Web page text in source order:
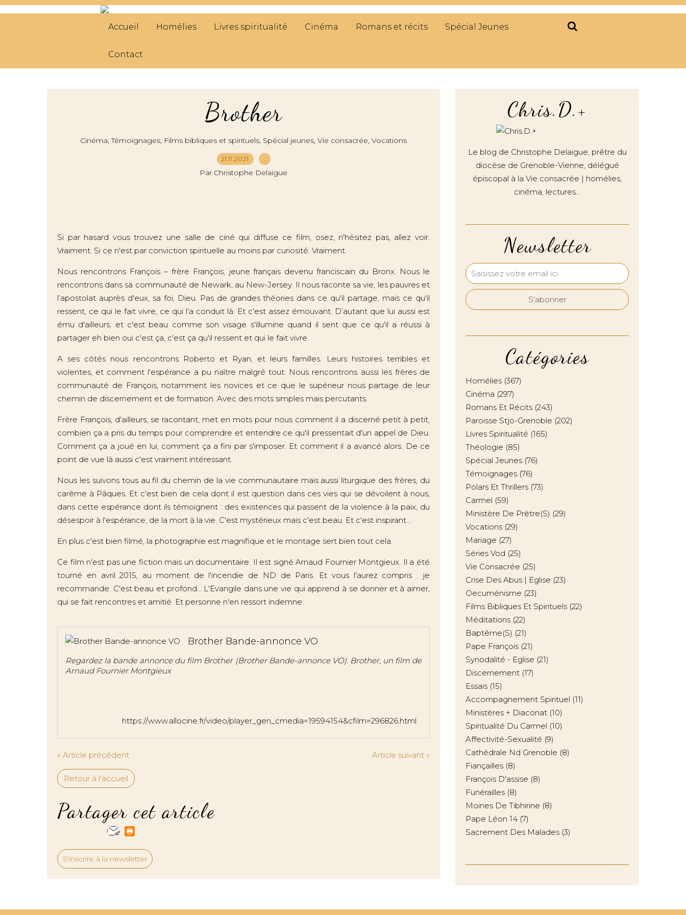
Accueil Homélies Livres spiritualité Cinéma Romans et récits Spécial Jeunes
Contact
Brother
Cinéma,Témoignages, Films bibliques et spirituels, Spécial jeunes, Vie consacrée, Vocations
21.11.2021 …
Par Christophe Delaigue
Si par hasard vous trouvez une salle de ciné qui diffuse ce film, osez, n'hésitez pas, allez voir.
Vraiment. Si ce n'est par conviction spirituelle au moins par curiosité. Vraiment.
Nous rencontrons François – frère François, jeune français devenu franciscain du Bronx. Nous le
rencontrons dans sa communauté de Newark, au New-Jersey. Il nous raconte sa vie, les pauvres et
l’apostolat auprès d'eux, sa foi, Dieu. Pas de grandes théories dans ce qu'il partage, mais ce qu'il
ressent, ce qui le fait vivre, ce qui l'a conduit là. Et c'est assez émouvant. D’autant que lui aussi est
ému d'ailleurs, et c'est beau comme son visage s'illumine quand il sent que ce qu'il a réussi à
partager eh bien oui c'est ça, c'est ça qu'il ressent et qui le fait vivre.
A ses côtés nous rencontrons Roberto et Ryan, et leurs familles. Leurs histoires terribles et
violentes, et comment l'espérance a pu naître malgré tout. Nous rencontrons aussi les frères de
communauté de François, notamment les novices et ce que le supérieur nous partage de leur
chemin de discernement et de formation. Avec des mots simples mais percutants.
Frère François, d'ailleurs, se racontant, met en mots pour nous comment il a discerné petit à petit,
combien ça a pris du temps pour comprendre et entendre ce qu'il pressentait d'un appel de Dieu.
Comment ça a joué en lui, comment ça a fini par s'imposer. Et comment il a avancé alors. De ce
point de vue là aussi c'est vraiment intéressant.
Nous les suivons tous au fil du chemin de la vie communautaire mais aussi liturgique des frères, du
carême à Pâques. Et c'est bien de cela dont il est question dans ces vies qui se dévoilent à nous,
dans cette espérance dont ils témoignent : des existences qui passent de la violence à la paix, du
désespoir à l'espérance, de la mort à la vie. C'est mystérieux mais c'est beau. Et c'est inspirant...
En plus c'est bien filmé, la photographie est magnifique et le montage sert bien tout cela.
Ce film n'est pas une fiction mais un documentaire. Il est signé Arnaud Fournier Montgieux. Il a été
tourné en avril 2015, au moment de l'incendie de ND de Paris. Et vous l'aurez compris : je
recommande. C'est beau et profond... L'Evangile dans une vie qui apprend à se donner et à aimer,
qui se fait rencontres et amitié. Et personne n'en ressort indemne.
Brother Bande-annonce VO
Regardez la bande annonce du film Brother (Brother Bande-annonce VO). Brother, un film de
Arnaud Fournier Montgieux
https://www.allocine.fr/video/player_gen_cmedia=19594154&cfilm=296826.html
« Article précédent Article suivant »
Retour à l'accueil
Partager cet article
S'inscrire à la newsletter
Newsletter
Catégories
Homélies (367)
Cinéma (297)
Romans Et Récits (243)
Paroisse Stjo-Grenoble (202)
Livres Spiritualité (165)
Théologie (85)
Spécial Jeunes (76)
Témoignages (76)
Polars Et Thrillers (73)
Carmel (59)
Ministère De Prêtre(s) (29)
Vocations (29)
Mariage (27)
Séries Vod (25)
Vie Consacrée (25)
Crise Des Abus | Eglise (23)
Oecuménisme (23)
Films Bibliques Et Spirituels (22)
Méditations (22)
Baptême(s) (21)
Pape François (21)
Synodalité - Eglise (21)
Discernement (17)
Essais (15)
Accompagnement Spirituel (11)
Ministères + Diaconat (10)
Spiritualité Du Carmel (10)
Affectivité-Sexualité (9)
Cathédrale Nd Grenoble (8)
Fiançailles (8)
François D'assise (8)
Funérailles (8)
Moines De Tibhirine (8)
Pape Léon 14 (7)
Sacrement Des Malades (3)
Chris.D.+
Le blog de Christophe Delaigue, prêtre du
diocèse de Grenoble-Vienne, délégué
épiscopal à la Vie consacrée | homélies,
cinéma, lectures…